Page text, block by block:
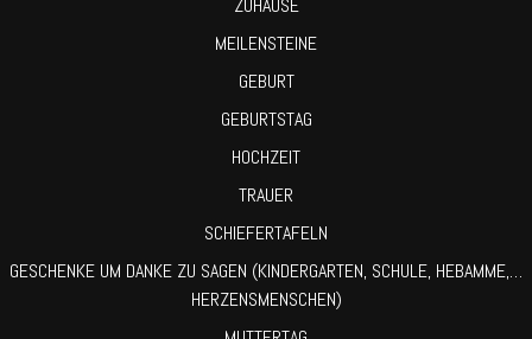
ZUHAUSE
MEILENSTEINE
GEBURT
GEBURTSTAG
HOCHZEIT
TRAUER
SCHIEFERTAFELN
GESCHENKE UM DANKE ZU SAGEN (KINDERGARTEN, SCHULE, HEBAMME,…
HERZENSMENSCHEN)